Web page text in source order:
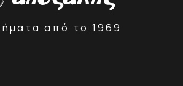
από το 1969